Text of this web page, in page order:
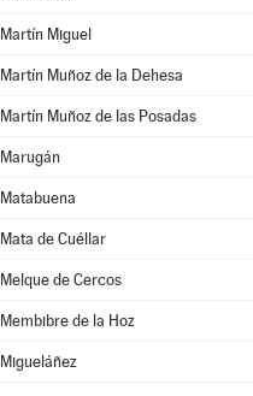
Martín Miguel
Martín Muñoz de la Dehesa
Martín Muñoz de las Posadas
Marugán
Matabuena
Mata de Cuéllar
Melque de Cercos
Membibre de la Hoz
Migueláñez